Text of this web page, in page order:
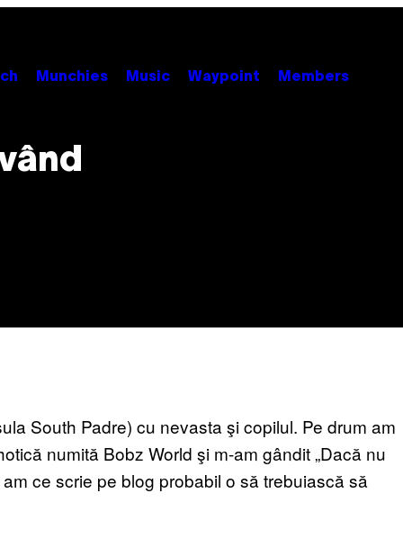
Munchies Music Waypoint Members
South Padre) cu nevasta şi copilul. Pe drum am
numită Bobz World şi m-am gândit „Dacă nu
ce scrie pe blog probabil o să trebuiască să